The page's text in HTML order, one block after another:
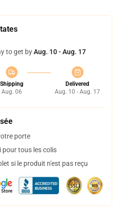
to get byAug. 10 - Aug. 17
Shipping
Aug. 06
Delivered
Aug. 10 - Aug. 17
porte
pour tous les colis
si le produit n'est pas reçu